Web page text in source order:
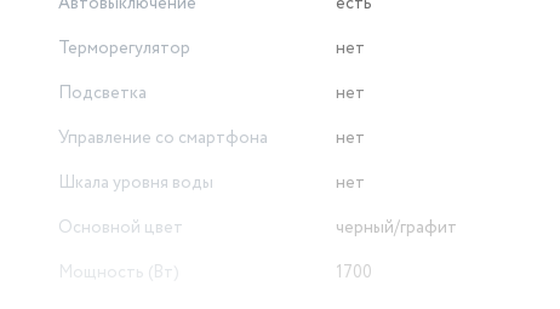
Терморегулятор
нет
Подсветка
нет
Управление со смартфона
нет
Шкала уровня воды
нет
Основной цвет
черный/графит
Мощность (Вт)
1700